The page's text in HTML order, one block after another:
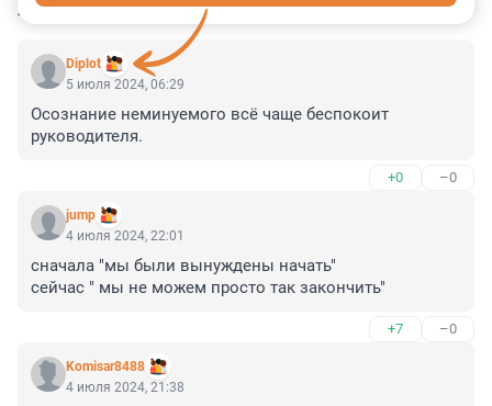
КОММЕНТАРИИ 31
Diplot
5 июля 2024, 06:29
Осознание неминуемого всё чаще беспокоит
руководителя.
+0 –0
jump
4 июля 2024, 22:01
сначала "мы были вынуждены начать"
сейчас " мы не можем просто так закончить"
+7 –0
Komisar8488
4 июля 2024, 21:38